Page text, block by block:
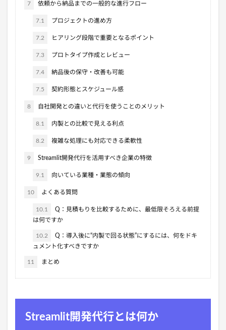
7 依頼から納品までの一般的な進行フロー
7.1 プロジェクトの進め方
7.2 ヒアリング段階で重要となるポイント
7.3 プロトタイプ作成とレビュー
7.4 納品後の保守・改善も可能
7.5 契約形態とスケジュール感
8 自社開発との違いと代行を使うことのメリット
8.1 内製との比較で見える利点
8.2 複雑な処理にも対応できる柔軟性
9 Streamlit開発代行を活用すべき企業の特徴
9.1 向いている業種・業態の傾向
10 よくある質問
10.1
Q：見積もりを比較するために、最低限そろえる前提
は何ですか
10.2
Q：導入後に“内製で回る状態”にするには、何をドキ
ュメント化すべきですか
11 まとめ
Streamlit開発代行とは何か